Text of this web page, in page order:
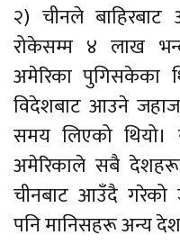
२) चीनले
रोकेसम्म ४ लाख
अमेरिका पुगिसकेका
विदेशबाट आउने
समय लिएको थियो।
अमेरिकाले सबै
चीनबाट आउँदै
पनि मानिसहरू अन्य